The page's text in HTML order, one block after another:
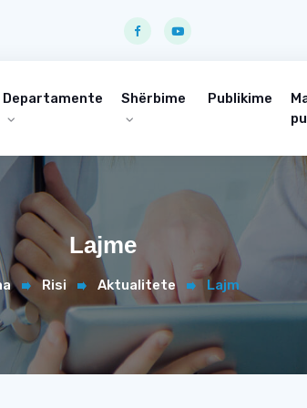
Departamente Shërbime Publikime
Lajme
Risi Aktualitete Lajm